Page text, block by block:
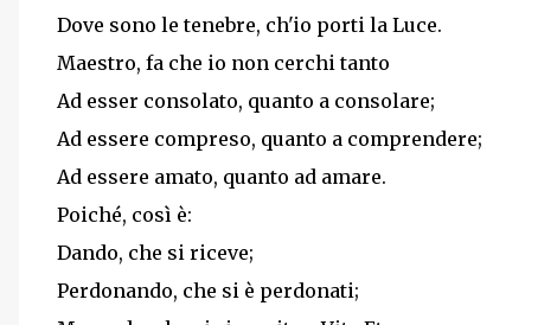
Dove sono le tenebre, ch'io porti la Luce.
Maestro, fa che io non cerchi tanto
Ad esser consolato, quanto a consolare;
Ad essere compreso, quanto a comprendere;
Ad essere amato, quanto ad amare.
Poiché, così è:
Dando, che si riceve;
Perdonando, che si è perdonati;